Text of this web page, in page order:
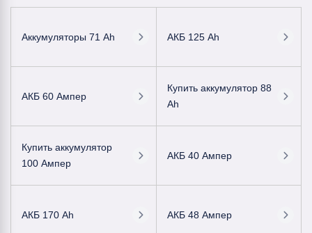
Аккумуляторы 71 Ah АКБ 125 Ah
АКБ 60 Ампер
Купить аккумулятор 88
Ah
Купить аккумулятор
100 Ампер
АКБ 40 Ампер
АКБ 170 Ah АКБ 48 Ампер